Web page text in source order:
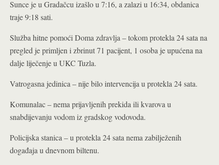
Sunce je u Gradačcu izašlo u 7:16, a zalazi u 16:34, obdanica
traje 9:18 sati.
Služba hitne pomoći Doma zdravlja – tokom protekla 24 sata na
pregled je primljen i zbrinut 71 pacijent, 1 osoba je upućena na
dalje liječenje u UKC Tuzla.
Vatrogasna jedinica – nije bilo intervencija u protekla 24 sata.
Komunalac – nema prijavljenih prekida ili kvarova u
snabdijevanju vodom iz gradskog vodovoda.
Policijska stanica – u protekla 24 sata nema zabilježenih
događaja u dnevnom biltenu.